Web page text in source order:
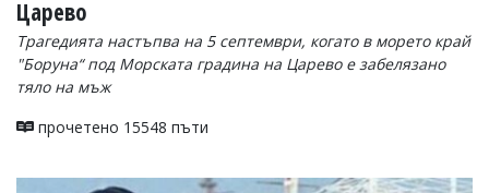
Царево
Трагедията настъпва на 5 септември, когато в морето край
"Боруна“ под Морската градина на Царево е забелязано
тяло на мъж
прочетено 15548 пъти